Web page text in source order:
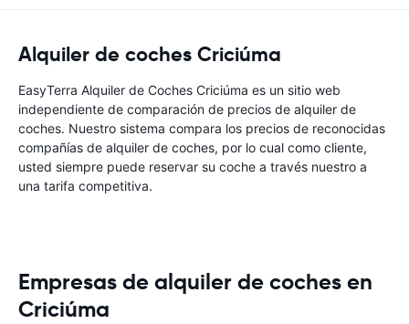
Alquiler de coches Criciúma
EasyTerra Alquiler de Coches Criciúma es un sitio web
independiente de comparación de precios de alquiler de
coches. Nuestro sistema compara los precios de reconocidas
compañías de alquiler de coches, por lo cual como cliente,
usted siempre puede reservar su coche a través nuestro a
una tarifa competitiva.
Empresas de alquiler de coches en
Criciúma